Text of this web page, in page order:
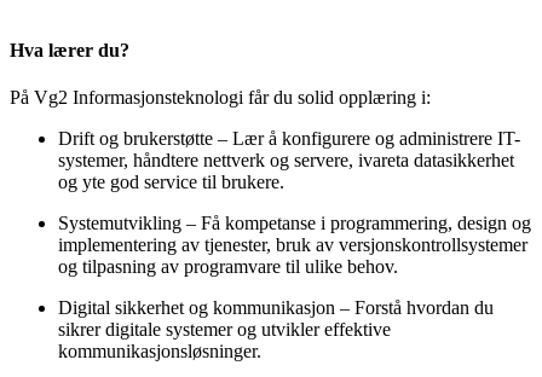
Hva lærer du?
På Vg2 Informasjonsteknologi får du solid opplæring i:
Drift og brukerstøtte – Lær å konfigurere og administrere IT-
systemer, håndtere nettverk og servere, ivareta datasikkerhet
og yte god service til brukere.
Systemutvikling – Få kompetanse i programmering, design og
implementering av tjenester, bruk av versjonskontrollsystemer
og tilpasning av programvare til ulike behov.
Digital sikkerhet og kommunikasjon – Forstå hvordan du
sikrer digitale systemer og utvikler effektive
kommunikasjonsløsninger.